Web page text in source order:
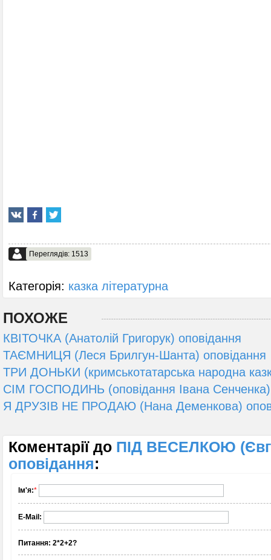
Переглядів: 1513
Категорія: казка літературна
ПОХОЖЕ
КВІТОЧКА (Анатолій Григорук) оповідання
ТАЄМНИЦЯ (Леся Брилгун-Шанта) оповідання
ТРИ ДОНЬКИ (кримськотатарська народна
СІМ ГОСПОДИНЬ (оповідання Івана Сенченка)
Я ДРУЗІВ НЕ ПРОДАЮ (Нана Деменкова)
Коментарії до ПІД ВЕСЕЛКОЮ
оповідання:
Ім'я:*
E-Mail:
Питання: 2*2+2?